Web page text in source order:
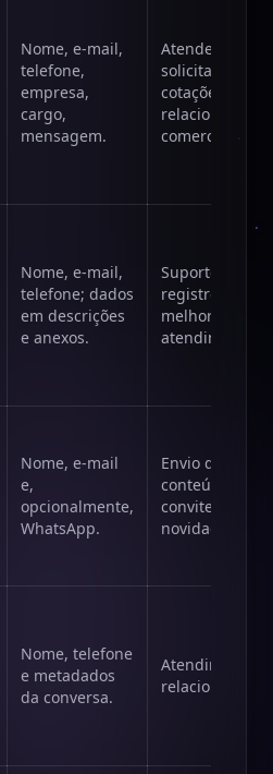
Nome, e-mail,
telefone,
empresa,
cargo,
mensagem.
Atender
solicitações,
cotações e
comercial.
Nome, e-mail,
telefone; dados
em descrições
e anexos.
Suporte
registro e
melhoria do
atendimento.
Nome, e-mail
e,
opcionalmente,
WhatsApp.
Envio de
conteúdos,
convites e
novidades.
Nome, telefone
e metadados
da conversa.
Atendimento e